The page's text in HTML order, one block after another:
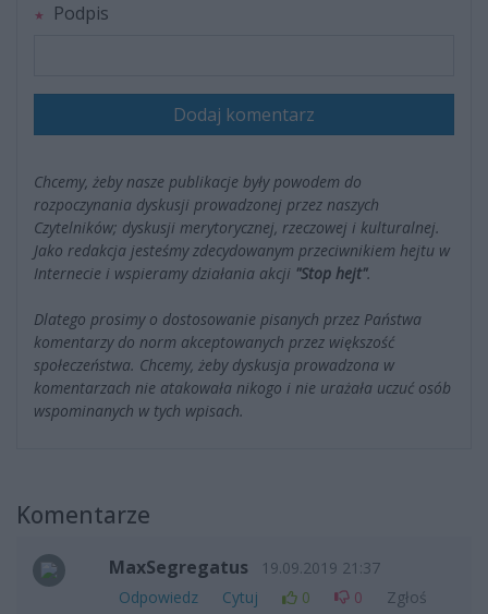
Podpis
Dodaj komentarz
Chcemy, żeby nasze publikacje były powodem do
rozpoczynania dyskusji prowadzonej przez naszych
Czytelników; dyskusji merytorycznej, rzeczowej i kulturalnej.
Jako redakcja jesteśmy zdecydowanym przeciwnikiem hejtu w
Internecie i wspieramy działania akcji "Stop hejt".
Dlatego prosimy o dostosowanie pisanych przez Państwa
komentarzy do norm akceptowanych przez większość
społeczeństwa. Chcemy, żeby dyskusja prowadzona w
komentarzach nie atakowała nikogo i nie urażała uczuć osób
wspominanych w tych wpisach.
Komentarze
MaxSegregatus
19.09.2019 21:37
Odpowiedz
Cytuj 0 0 Zgłoś